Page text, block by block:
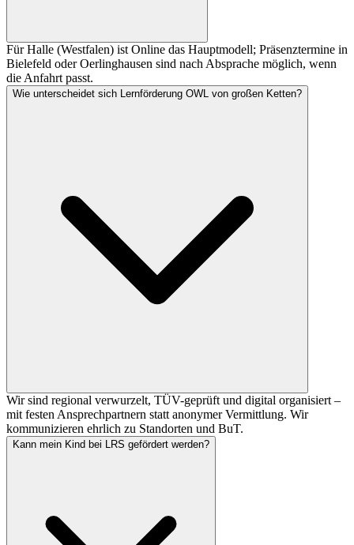
Für Halle (Westfalen) ist Online das Hauptmodell; Präsenztermine in
Bielefeld oder Oerlinghausen sind nach Absprache möglich, wenn
die Anfahrt passt.
Wie unterscheidet sich Lernförderung OWL von großen Ketten?
Wir sind regional verwurzelt, TÜV-geprüft und digital organisiert –
mit festen Ansprechpartnern statt anonymer Vermittlung. Wir
kommunizieren ehrlich zu Standorten und BuT.
Kann mein Kind bei LRS gefördert werden?